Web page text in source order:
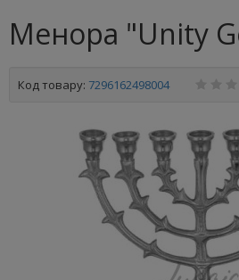
Менора "Unity
Код товару: 7296162498004